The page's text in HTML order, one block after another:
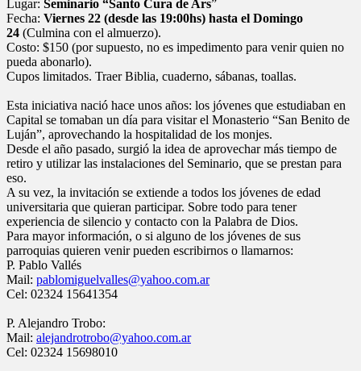
Lugar: Seminario “Santo Cura de Ars”
Fecha: Viernes 22 (desde las 19:00hs) hasta el Domingo
24 (Culmina con el almuerzo).
Costo: $150 (por supuesto, no es impedimento para venir quien no
pueda abonarlo).
Cupos limitados. Traer Biblia, cuaderno, sábanas, toallas.
Esta iniciativa nació hace unos años: los jóvenes que estudiaban en
Capital se tomaban un día para visitar el Monasterio “San Benito de
Luján”, aprovechando la hospitalidad de los monjes.
Desde el año pasado, surgió la idea de aprovechar más tiempo de
retiro y utilizar las instalaciones del Seminario, que se prestan para
eso.
A su vez, la invitación se extiende a todos los jóvenes de edad
universitaria que quieran participar. Sobre todo para tener
experiencia de silencio y contacto con la Palabra de Dios.
Para mayor información, o si alguno de los jóvenes de sus
parroquias quieren venir pueden escribirnos o llamarnos:
P. Pablo Vallés
Mail: pablomiguelvalles@yahoo.com.ar
Cel: 02324 15641354
P. Alejandro Trobo:
Mail: alejandrotrobo@yahoo.com.ar
Cel: 02324 15698010